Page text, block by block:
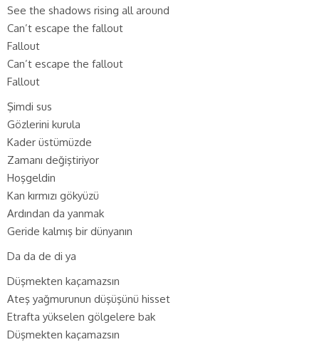
See the shadows rising all around
Can’t escape the fallout
Fallout
Can’t escape the fallout
Fallout
Şimdi sus
Gözlerini kurula
Kader üstümüzde
Zamanı değiştiriyor
Hoşgeldin
Kan kırmızı gökyüzü
Ardından da yanmak
Geride kalmış bir dünyanın
Da da de di ya
Düşmekten kaçamazsın
Ateş yağmurunun düşüşünü hisset
Etrafta yükselen gölgelere bak
Düşmekten kaçamazsın